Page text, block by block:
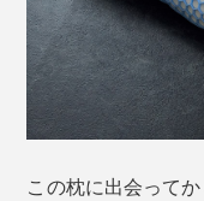
この枕に出会って